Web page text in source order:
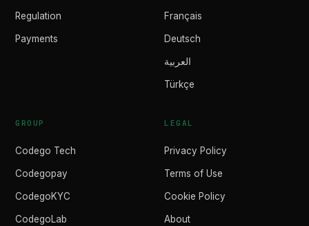
Regulation
Payments
Français
Deutsch
العربية
Türkçe
GROUP
Codego Tech
Codegopay
CodegoKYC
CodegoLab
LEGAL
Privacy Policy
Terms of Use
Cookie Policy
About